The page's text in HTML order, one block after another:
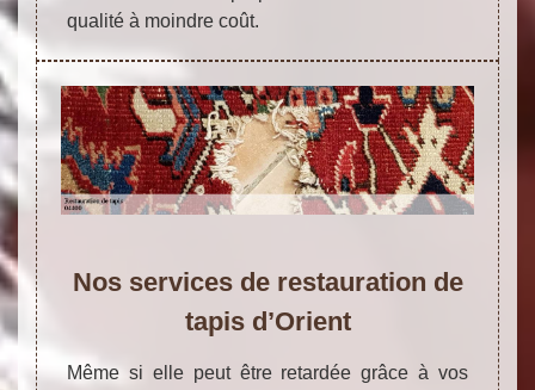
qualité à moindre coût.
Nos services de restauration de
tapis d’Orient
Même si elle peut être retardée grâce à vos